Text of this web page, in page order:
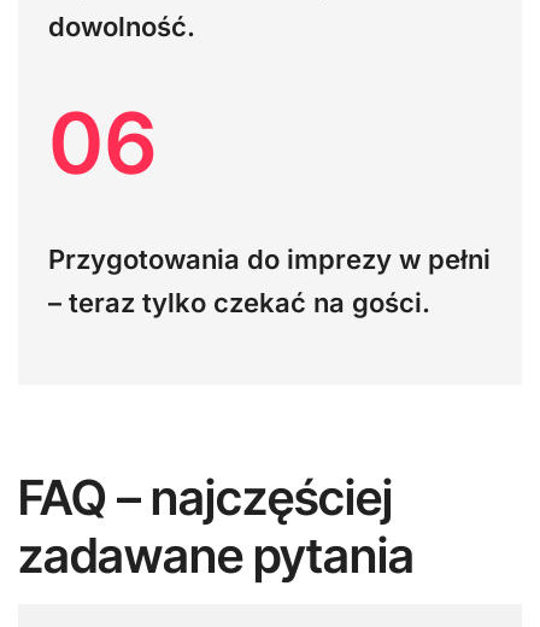
dowolność.
06
Przygotowania do imprezy w pełni
– teraz tylko czekać na gości.
FAQ – najczęściej
zadawane pytania